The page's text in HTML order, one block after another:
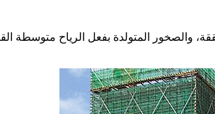
المتولدة بفعل الرياح متوسطة